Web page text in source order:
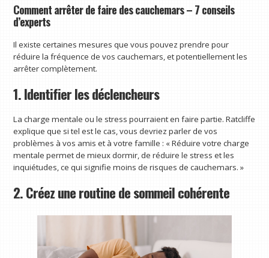
Comment arrêter de faire des cauchemars – 7 conseils
d’experts
Il existe certaines mesures que vous pouvez prendre pour
réduire la fréquence de vos cauchemars, et potentiellement les
arrêter complètement.
1. Identifier les déclencheurs
La charge mentale ou le stress pourraient en faire partie. Ratcliffe
explique que si tel est le cas, vous devriez parler de vos
problèmes à vos amis et à votre famille : « Réduire votre charge
mentale permet de mieux dormir, de réduire le stress et les
inquiétudes, ce qui signifie moins de risques de cauchemars. »
2. Créez une routine de sommeil cohérente